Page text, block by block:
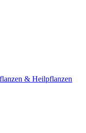
& Heilpflanzen